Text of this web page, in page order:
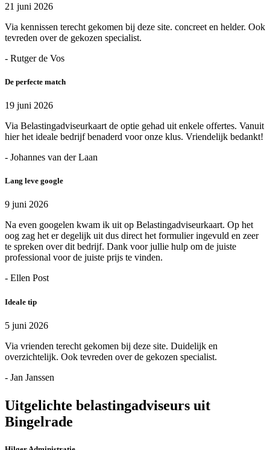
21 juni 2026
Via kennissen terecht gekomen bij deze site. concreet en helder. Ook
tevreden over de gekozen specialist.
- Rutger de Vos
De perfecte match
19 juni 2026
Via Belastingadviseurkaart de optie gehad uit enkele offertes. Vanuit
hier het ideale bedrijf benaderd voor onze klus. Vriendelijk bedankt!
- Johannes van der Laan
Lang leve google
9 juni 2026
Na even googelen kwam ik uit op Belastingadviseurkaart. Op het
oog zag het er degelijk uit dus direct het formulier ingevuld en zeer
te spreken over dit bedrijf. Dank voor jullie hulp om de juiste
professional voor de juiste prijs te vinden.
- Ellen Post
Ideale tip
5 juni 2026
Via vrienden terecht gekomen bij deze site. Duidelijk en
overzichtelijk. Ook tevreden over de gekozen specialist.
- Jan Janssen
Uitgelichte belastingadviseurs uit
Bingelrade